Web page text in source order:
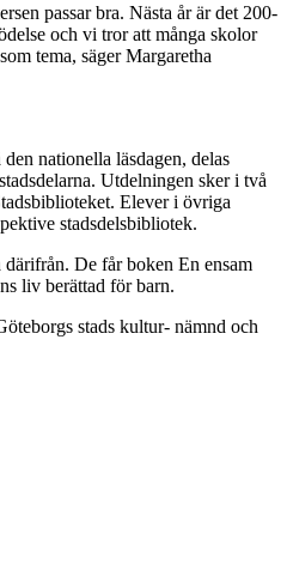
passar bra. Nästa år är det 200-
och vi tror att många skolor
tema, säger Margaretha
nationella läsdagen, delas
Utdelningen sker i två
Elever i övriga
stadsdelsbibliotek.
De får boken En ensam
liv berättad för barn.
stads kultur- nämnd och